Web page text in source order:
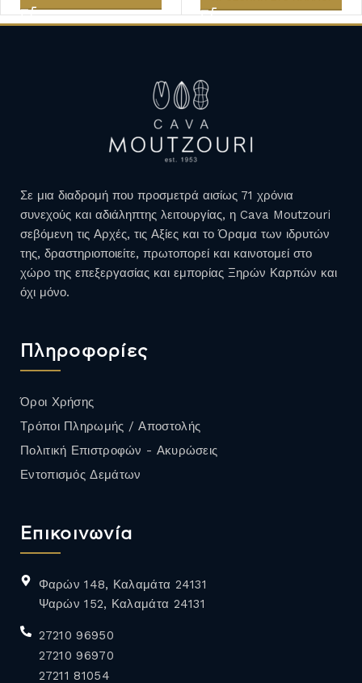
Σε μια διαδρομή που προσμετρά αισίως 71 χρόνια
συνεχούς και αδιάληπτης λειτουργίας, η Cava Moutzouri
σεβόμενη τις Αρχές, τις Αξίες και το Όραμα των ιδρυτών
της, δραστηριοποιείτε, πρωτοπορεί και καινοτομεί στο
χώρο της επεξεργασίας και εμπορίας Ξηρών Καρπών και
όχι μόνο.
Πληροφορίες
Όροι Χρήσης
Τρόποι Πληρωμής / Αποστολής
Πολιτική Επιστροφών - Ακυρώσεις
Εντοπισμός Δεμάτων
Επικοινωνία
Φαρών 148, Καλαμάτα 24131
Ψαρών 152, Καλαμάτα 24131
27210 96950
27210 96970
27211 81054